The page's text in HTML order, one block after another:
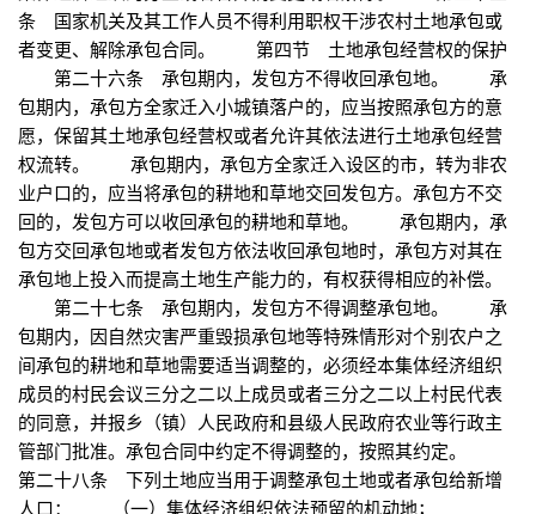
条 国家机关及其工作人员不得利用职权干涉农村土地承包或
者变更、解除承包合同。 第四节 土地承包经营权的保护
第二十六条 承包期内，发包方不得收回承包地。 承
包期内，承包方全家迁入小城镇落户的，应当按照承包方的意
愿，保留其土地承包经营权或者允许其依法进行土地承包经营
权流转。 承包期内，承包方全家迁入设区的市，转为非农
业户口的，应当将承包的耕地和草地交回发包方。承包方不交
回的，发包方可以收回承包的耕地和草地。 承包期内，承
包方交回承包地或者发包方依法收回承包地时，承包方对其在
承包地上投入而提高土地生产能力的，有权获得相应的补偿。
第二十七条 承包期内，发包方不得调整承包地。 承
包期内，因自然灾害严重毁损承包地等特殊情形对个别农户之
间承包的耕地和草地需要适当调整的，必须经本集体经济组织
成员的村民会议三分之二以上成员或者三分之二以上村民代表
的同意，并报乡（镇）人民政府和县级人民政府农业等行政主
管部门批准。承包合同中约定不得调整的，按照其约定。
第二十八条 下列土地应当用于调整承包土地或者承包给新增
人口： （一）集体经济组织依法预留的机动地；